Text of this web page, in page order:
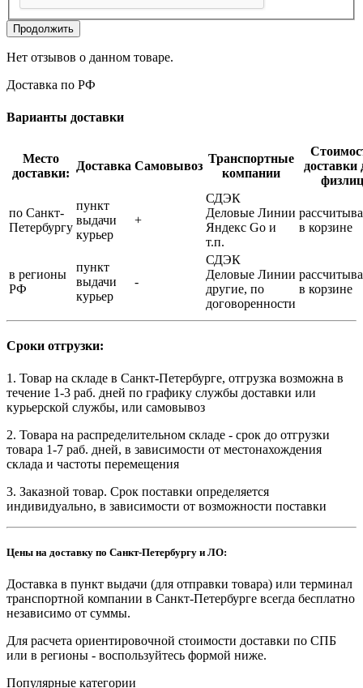
Продолжить
Нет отзывов о данном товаре.
Доставка по РФ
Варианты доставки
Место
доставки:
Доставка Самовывоз
Транспортные
компании
доставки
физлиц
по Санкт-
Петербургу
пункт
выдачи
курьер
+
СДЭК
Деловые Линии
Яндекс Go и
т.п.
в корзине
в регионы
РФ
пункт
выдачи
курьер
-
СДЭК
Деловые Линии
другие, по
договоренности
в корзине
Сроки отгрузки:
1. Товар на складе в Санкт-Петербурге, отгрузка возможна в
течение 1-3 раб. дней по графику службы доставки или
курьерской службы, или самовывоз
2. Товара на распределительном складе - срок до отгрузки
товара 1-7 раб. дней, в зависимости от местонахождения
склада и частоты перемещения
3. Заказной товар. Срок поставки определяется
индивидуально, в зависимости от возможности поставки
Цены на доставку по Санкт-Петербургу и ЛО:
Доставка в пункт выдачи (для отправки товара) или терминал
транспортной компании в Санкт-Петербурге всегда бесплатно
независимо от суммы.
Для расчета ориентировочной стоимости доставки по СПБ
или в регионы - воспользуйтесь формой ниже.
Популярные категории